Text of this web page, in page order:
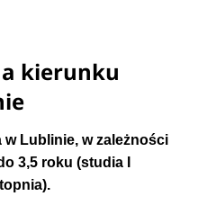
kierunku
Lublinie, w zależności
3,5 roku (studia I